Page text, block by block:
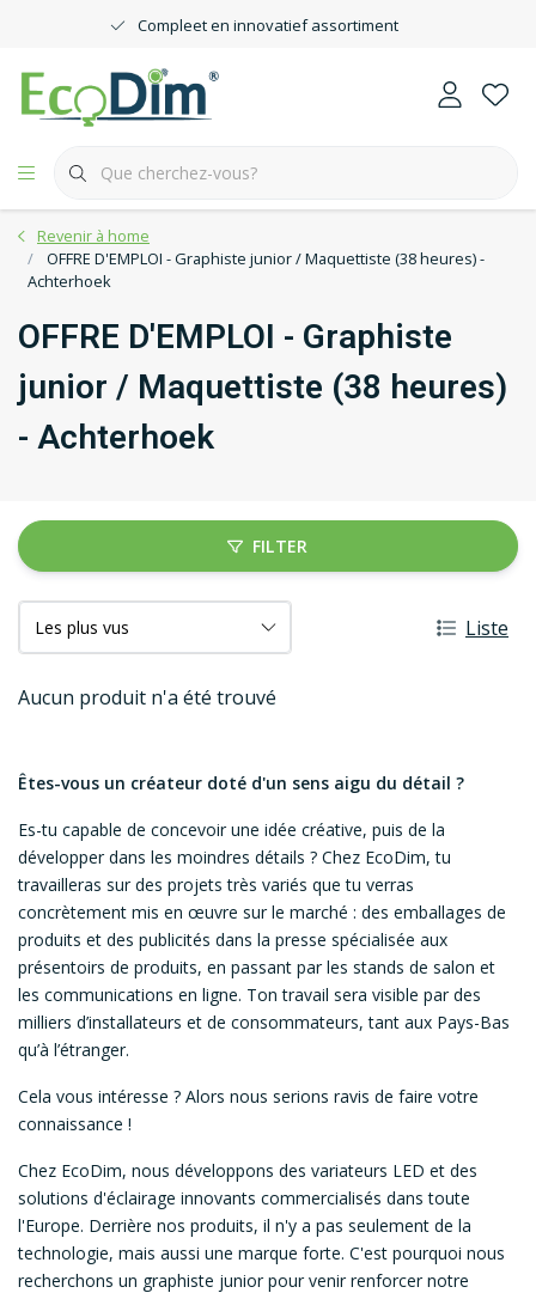
Compleet en innovatief assortiment
Revenir à home
OFFRE D'EMPLOI - Graphiste junior / Maquettiste (38 heures) -
Achterhoek
OFFRE D'EMPLOI - Graphiste
junior / Maquettiste (38 heures)
- Achterhoek
FILTER
Liste
Aucun produit n'a été trouvé
Êtes-vous un créateur doté d'un sens aigu du détail ?
Es-tu capable de concevoir une idée créative, puis de la
développer dans les moindres détails ? Chez EcoDim, tu
travailleras sur des projets très variés que tu verras
concrètement mis en œuvre sur le marché : des emballages de
produits et des publicités dans la presse spécialisée aux
présentoirs de produits, en passant par les stands de salon et
les communications en ligne. Ton travail sera visible par des
milliers d’installateurs et de consommateurs, tant aux Pays-Bas
qu’à l’étranger.
Cela vous intéresse ? Alors nous serions ravis de faire votre
connaissance !
Chez EcoDim, nous développons des variateurs LED et des
solutions d'éclairage innovants commercialisés dans toute
l'Europe. Derrière nos produits, il n'y a pas seulement de la
technologie, mais aussi une marque forte. C'est pourquoi nous
recherchons un graphiste junior pour venir renforcer notre